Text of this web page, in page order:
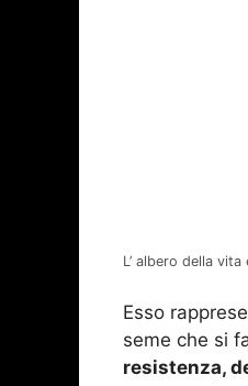
L’ albero della
Esso
seme che si
resistenza,